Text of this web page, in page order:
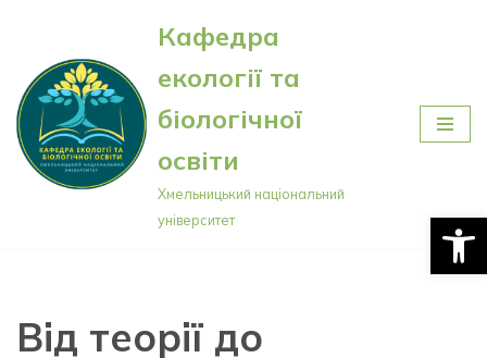
Перейти
до
вмісту
Кафедра
екології та
біологічної
освіти
Хмельницький національний
університет
Від теорії до